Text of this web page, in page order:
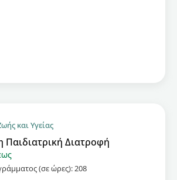
και Υγείας
Παιδιατρική Διατροφή
(σε ώρες):208